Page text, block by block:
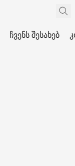
ჩვენს შესახებ